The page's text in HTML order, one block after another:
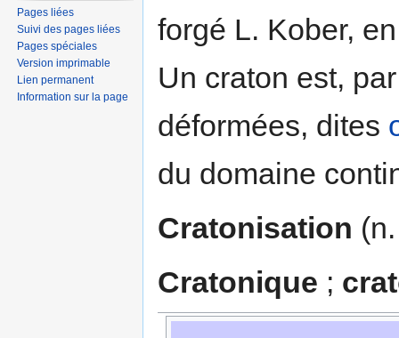
forgé L. Kober,
Un craton est,
déformées, dites
du domaine
Cratonisation
Cratonique ;
Pages liées
Suivi des pages liées
Pages spéciales
Version imprimable
Lien permanent
Information sur la page